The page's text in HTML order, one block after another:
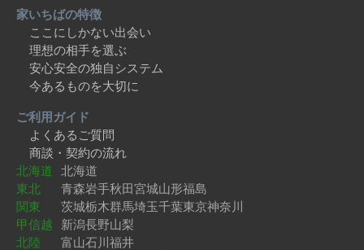
家いちばの特徴
ここにしかない出会い
理想の相手を選ぶ
安心安全の独自システム
今あるものを大切に
ご利用ガイド
よくあるご質問
商談・契約の流れ
北海道 北海道
東北
青森岩手秋田宮城山形福島
関東
茨城栃木群馬埼玉千葉東京神奈川
甲信越 新潟長野山梨
北陸
富山石川福井